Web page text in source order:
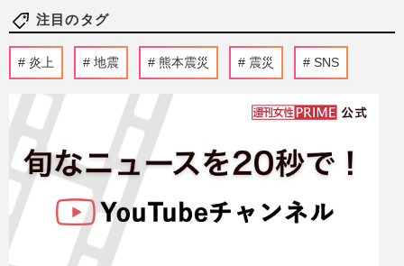
注目のタグ
炎上 地震 熊本震災 震災 SNS